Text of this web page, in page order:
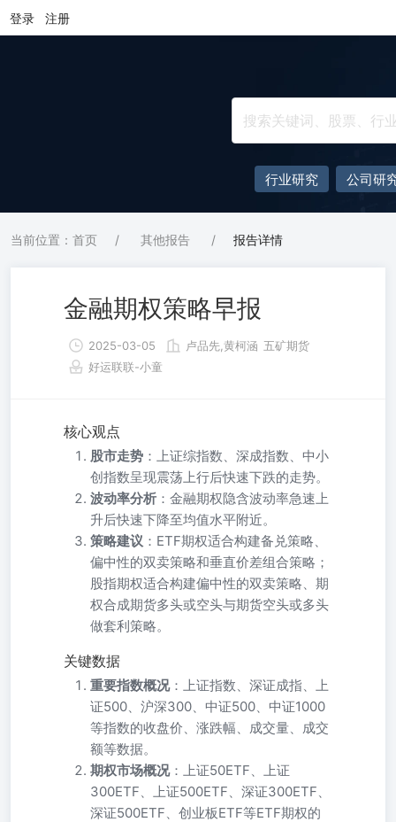
登录 注册
行业研究 公司研
当前位置：首页 / 其他报告 / 报告详情
金融期权策略早报
2025-03-05 卢品先,黄柯涵 五矿期货
好运联联-小童
核心观点
股市走势 ：上证综指数、深成指数、中小
创指数呈现震荡上行后快速下跌的走势。
波动率分析 ：金融期权隐含波动率急速上
升后快速下降至均值水平附近。
策略建议 ：ETF期权适合构建备兑策略、
偏中性的双卖策略和垂直价差组合策略；
股指期权适合构建偏中性的双卖策略、期
权合成期货多头或空头与期货空头或多头
做套利策略。
关键数据
重要指数概况：上证指数、深证成指、上
证500、沪深300、中证500、中证1000
等指数的收盘价、涨跌幅、成交量、成交
额等数据。
期权市场概况：上证50ETF、上证
300ETF、上证500ETF、深证300ETF、
深证500ETF、创业板ETF等ETF期权的